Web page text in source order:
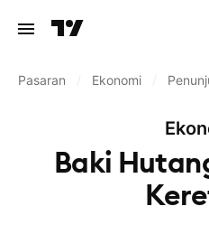
Pasaran Ekonomi
Baki